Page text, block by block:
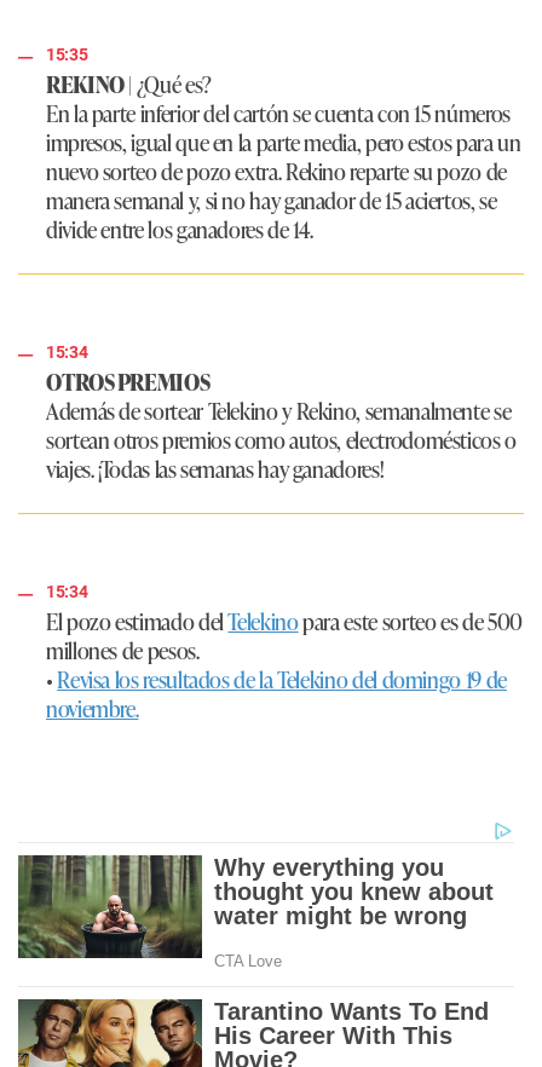
15:35
REKINO| ¿Qué es?
En la parte inferior del cartón se cuenta con 15 números
impresos, igual que en la parte media, pero estos para un
nuevo sorteo de pozo extra. Rekino reparte su pozo de
manera semanal y, si no hay ganador de 15 aciertos, se
divide entre los ganadores de 14.
15:34
OTROS PREMIOS
Además de sortear Telekino y Rekino, semanalmente se
sortean otros premios como autos, electrodomésticos o
viajes. ¡Todas las semanas hay ganadores!
15:34
El pozo estimado delTelekinopara este sorteo es de 500
millones de pesos.
•Revisa los resultados de la Telekino del domingo 19 de
noviembre.